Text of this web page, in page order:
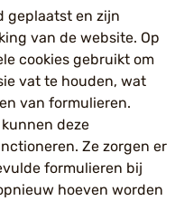
geplaatst en zijn
van de website. Op
cookies gebruikt om
vat te houden, wat
van formulieren.
deze
Ze zorgen er
formulieren bij
hoeven worden